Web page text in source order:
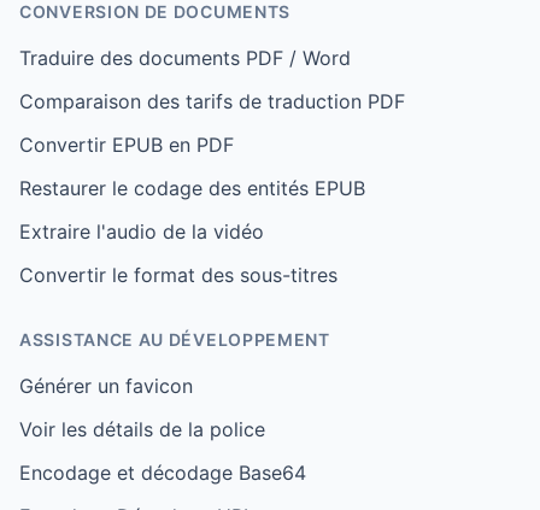
CONVERSION DE DOCUMENTS
Traduire des documents PDF / Word
Comparaison des tarifs de traduction PDF
Convertir EPUB en PDF
Restaurer le codage des entités EPUB
Extraire l'audio de la vidéo
Convertir le format des sous-titres
ASSISTANCE AU DÉVELOPPEMENT
Générer un favicon
Voir les détails de la police
Encodage et décodage Base64